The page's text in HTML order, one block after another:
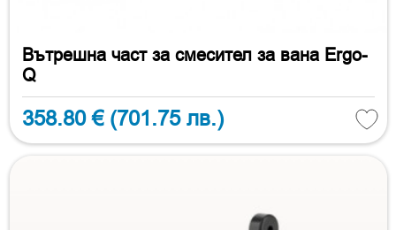
Вътрешна част за смесител за вана Ergo-
Q
358.80 € (701.75 лв.)